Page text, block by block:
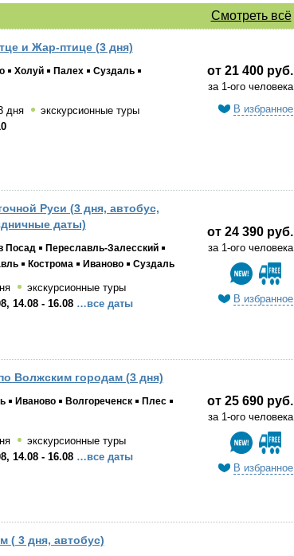
Смотреть всё
и Жар-птице (3 дня)
Холуй Палех
Суздаль
дня
экскурсионные туры
от 21 400 руб.
за 1-ого человека
В избранное
Руси (3 дня, автобус,
даты)
Посад
Переславль-Залесский
Кострома Иваново Суздаль
экскурсионные туры
14.08 - 16.08 …все даты
от 24 390 руб.
за 1-ого человека
В избранное
Волжским городам (3 дня)
Иваново Волгореченск
Плес
экскурсионные туры
14.08 - 16.08 …все даты
от 25 690 руб.
за 1-ого человека
В избранное
( 3 дня, автобус)